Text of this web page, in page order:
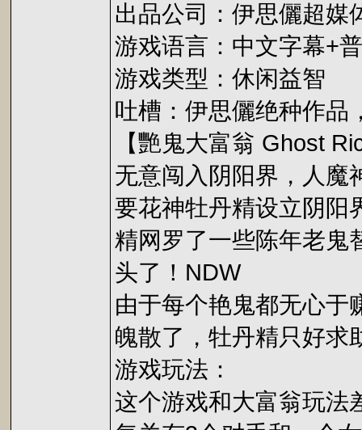
出品公司：伊思儷超媒
游戏语言：中文字幕+
游戏类型：休闲益智
吐槽：伊思儷绝种作
【艷鬼大富翁 Ghost
无意闯入阴阳界，人魔
要花神牡丹精设立阴阳
精网罗了一些陈年老鬼
头了！NDW
由于每个艳鬼都无心于
魄散了，牡丹精只好求
游戏玩法：
这个游戏和大富翁玩法